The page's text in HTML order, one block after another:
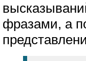
фразами, а